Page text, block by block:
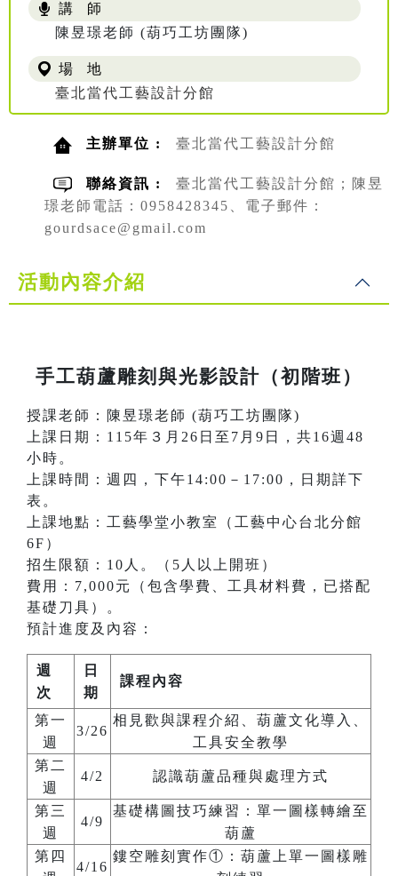
講 師
陳昱璟老師 (葫巧工坊團隊)
場 地
臺北當代工藝設計分館
主辦單位 : 臺北當代工藝設計分館
聯絡資訊 :
臺北當代工藝設計分館；陳昱
璟老師電話：0958428345、電子郵件：
gourdsace@gmail.com
活動內容介紹
手工葫蘆雕刻與光影設計（初階班）
授課老師：陳昱璟老師 (葫巧工坊團隊)
上課日期：115年３月26日至7月9日，共16週48
小時。
上課時間：週四，下午14:00－17:00，日期詳下
表。
上課地點：工藝學堂小教室（工藝中心台北分館
6F）
招生限額：10人。（5人以上開班）
費用：7,000元（包含學費、工具材料費，已搭配
基礎刀具）。
預計進度及內容：
週
次
日
期
課程內容
第一
週
3/26
相見歡與課程介紹、葫蘆文化導入、
工具安全教學
第二
週
4/2 認識葫蘆品種與處理方式
第三
週
4/9
基礎構圖技巧練習：單一圖樣轉繪至
葫蘆
第四
4/16
鏤空雕刻實作①：葫蘆上單一圖樣雕